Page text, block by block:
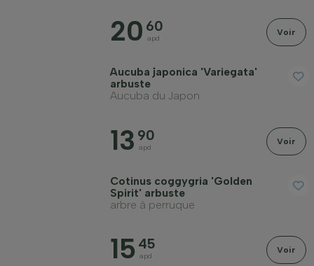
20 60
apd
Voir
Aucuba japonica 'Variegata'
arbuste
Aucuba du Japon
13 90
apd
Voir
Cotinus coggygria 'Golden
Spirit' arbuste
arbre à perruque
15 45
apd
Voir